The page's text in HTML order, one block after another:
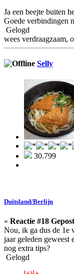
Ja een beejte buiten
Goede verbindingen
Gelogd
wees verdraagzaam,
Selly
30.799
Duitsland/Berlijn
« Reactie #18
Nou, ik ga dus de 1e
jaar geleden geweest
nog extra tips?
Gelogd